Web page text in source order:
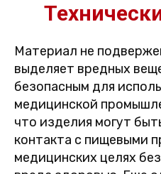
Материал не
выделяет вредных
безопасным для
медицинской
что изделия могут
контакта с пищевыми
медицинских целях